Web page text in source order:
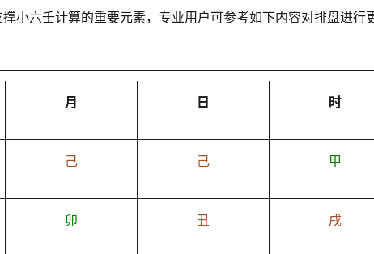
小六壬计算的重要元素，专业用户可参考如下内容对排盘进行
月 日 时
己 己 甲
卯 丑 戌